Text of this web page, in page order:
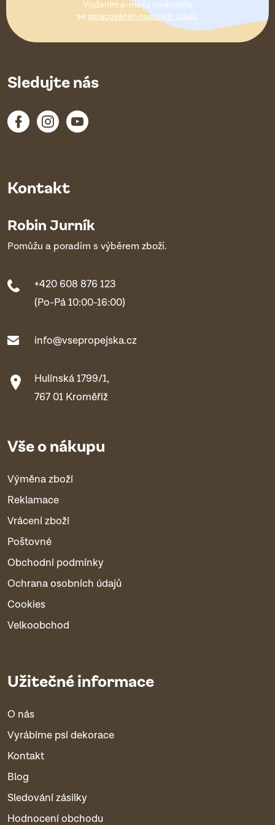
Vložením e-mailu souhlasíte
se zpracováním osobních údajů.
Kontakt
Robin Jurník
Pomůžu a poradím s výběrem zboží.
+420 608 876 123
(Po-Pá 10:00-16:00)
info@vsepropejska.cz
Hulínská 1799/1,
767 01 Kroměříž
Vše o nákupu
Výměna zboží
Reklamace
Vrácení zboží
Poštovné
Obchodní podmínky
Ochrana osobních údajů
Cookies
Velkoobchod
Užitečné informace
O nás
Vyrábíme psí dekorace
Kontakt
Blog
Sledování zásilky
Hodnocení obchodu
Sledujte nás